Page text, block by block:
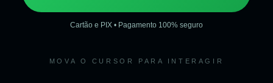
Cartão e PIX • Pagamento 100% seguro
MOVA O CURSOR PARA INTERAGIR